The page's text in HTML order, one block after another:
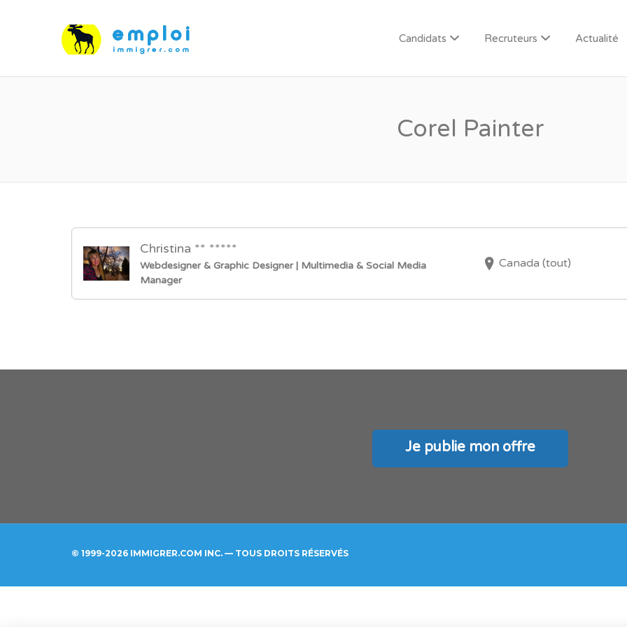
Candidats Recruteurs Actualité
Corel Painter
Christina ** *****
Webdesigner & Graphic Designer | Multimedia & Social Media
Manager
Canada (tout)
Je publie mon offre
© 1999-2026 IMMIGRER.COM INC. — TOUS DROITS RÉSERVÉS